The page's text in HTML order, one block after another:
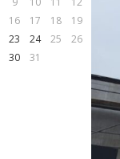
16 17 18
19
23 24 25
26
30
31